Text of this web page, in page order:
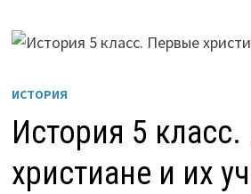
ИСТОРИЯ
История 5
христиане и их